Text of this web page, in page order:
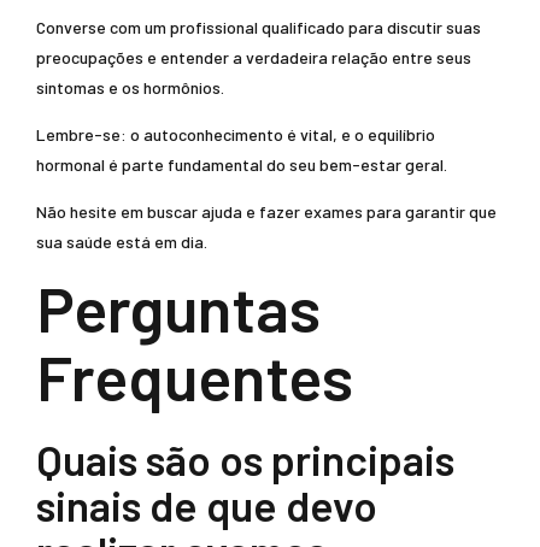
Converse com um profissional qualificado para discutir suas
preocupações e entender a verdadeira relação entre seus
sintomas e os hormônios.
Lembre-se: o autoconhecimento é vital, e o equilíbrio
hormonal é parte fundamental do seu bem-estar geral.
Não hesite em buscar ajuda e fazer exames para garantir que
sua saúde está em dia.
Perguntas
Frequentes
Quais são os principais
sinais de que devo